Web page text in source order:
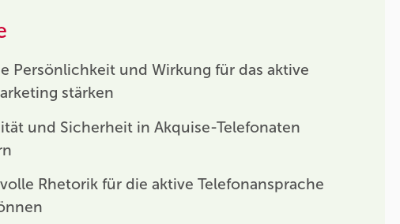
Persönlichkeit und Wirkung für das aktive
stärken
und Sicherheit in Akquise-Telefonaten
Rhetorik für die aktive Telefonansprache